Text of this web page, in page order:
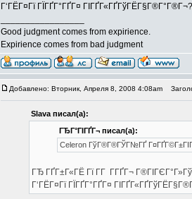
Г‘ГЁГ¤Гї ГЇГҐГ°ГҐГ¤ ГІГҐГ«ГҐГўГЁГ§Г®Г°Г®Г¬?
Good judgment comes from expirience.
Expirience comes from bad judgment
Добавлено: Вторник, Апреля 8, 2008 4:08am
Slava писал(а):
ГЂГ°ГІГҐГ¬ писал(а):
Celeron ГўГ®Г®ГЎГ№ГҐ
ГЂ ГҐГ±Г«ГЁ Гї Г­Г Г­ГҐГ¬
Г‘ГЁГ¤Гї ГЇГҐГ°ГҐГ¤